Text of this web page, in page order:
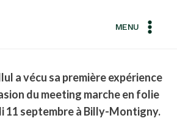
MENU
a vécu sa première expérience
du meeting marche en folie
11 septembre à Billy-Montigny.